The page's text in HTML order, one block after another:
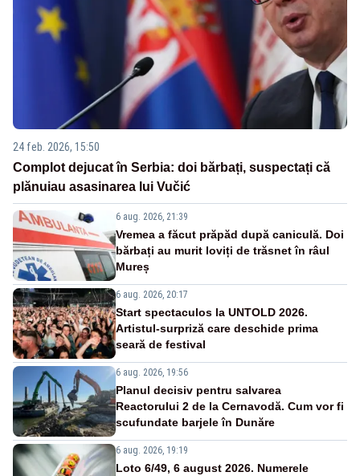
24 feb. 2026, 15:50
Complot dejucat în Serbia: doi bărbați, suspectați că
plănuiau asasinarea lui Vučić
6 aug. 2026, 21:39
Vremea a făcut prăpăd după caniculă. Doi
bărbați au murit loviți de trăsnet în râul
Mureș
6 aug. 2026, 20:17
Start spectaculos la UNTOLD 2026.
Artistul-surpriză care deschide prima
seară de festival
6 aug. 2026, 19:56
Planul decisiv pentru salvarea
Reactorului 2 de la Cernavodă. Cum vor fi
scufundate barjele în Dunăre
6 aug. 2026, 19:19
Loto 6/49, 6 august 2026. Numerele